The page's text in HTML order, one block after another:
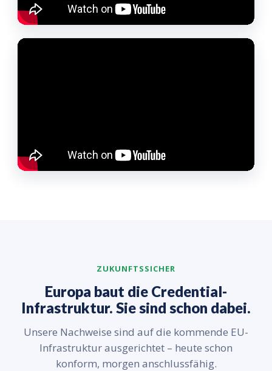
ZUKUNFTSSICHER
Europa baut die Credential-
Infrastruktur. Sie sind schon dabei.
Unsere Nachweise sind auf die kommende EU-
Infrastruktur ausgerichtet – heute schon
konform, morgen anschlussfähig.